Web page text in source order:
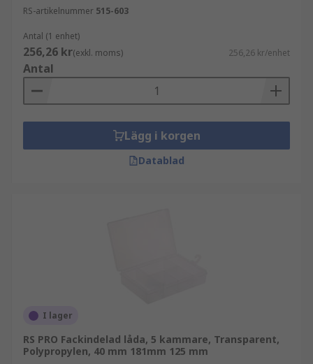
RS-artikelnummer 515-603
Antal (1 enhet)
256,26 kr(exkl. moms) 256,26 kr/enhet
Antal
Lägg i korgen
Datablad
I lager
RS PRO Fackindelad låda, 5 kammare, Transparent,
Polypropylen, 40 mm 181mm 125 mm